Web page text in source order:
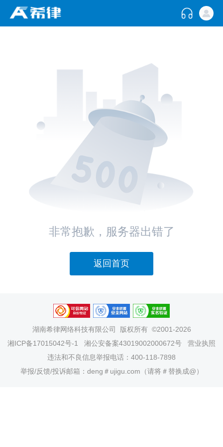
非常抱歉，服务器出错了
返回首页
湖南希律网络科技有限公司
版权所有 ©2001-2026
湘ICP备17015042号-1
湘公安备案43019002000672号
营业执照
违法和不良信息举报电话：400-118-7898
举报/反馈/投诉邮箱：deng＃ujigu.com（请将＃替换成@）